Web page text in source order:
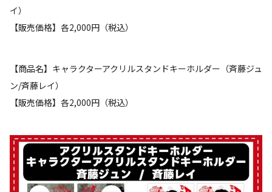
イ）
【販売価格】各2,000円（税込）
【商品名】キャラクターアクリルスタンドキーホルダー（斉藤ジュ
ン/斉藤レイ）
【販売価格】各2,000円（税込）